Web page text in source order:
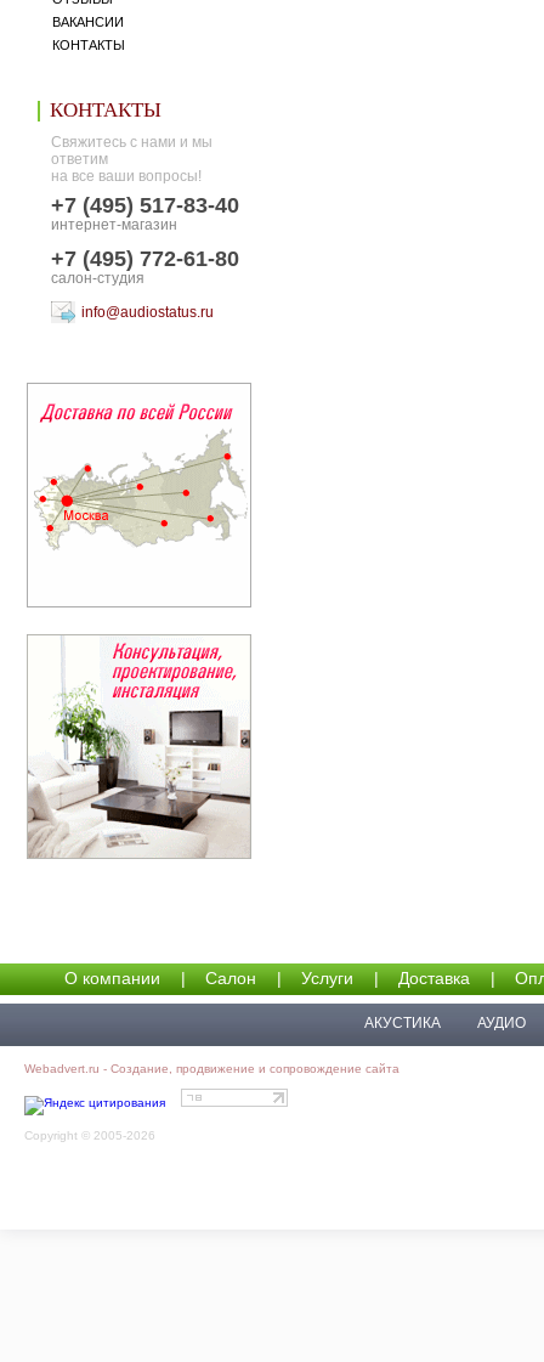
ВАКАНСИИ
КОНТАКТЫ
КОНТАКТЫ
Свяжитесь с нами и мы
ответим
на все ваши вопросы!
+7 (495) 517-83-40
интернет-магазин
+7 (495) 772-61-80
салон-студия
info@audiostatus.ru
О компании | Салон | Услуги | Доставка |
АКУСТИКА АУДИО
Webadvert.ru - Создание, продвижение и сопровождение сайта
Copyright © 2005-2026